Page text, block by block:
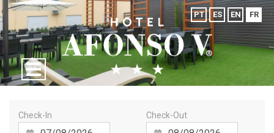
PT ES EN FR
Check-In Check-Out